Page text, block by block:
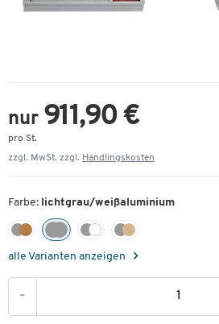
nur 911,90 €
pro St.
zzgl. MwSt. zzgl. Handlingskosten
Farbe: lichtgrau/weißaluminium
alle Varianten anzeigen
-